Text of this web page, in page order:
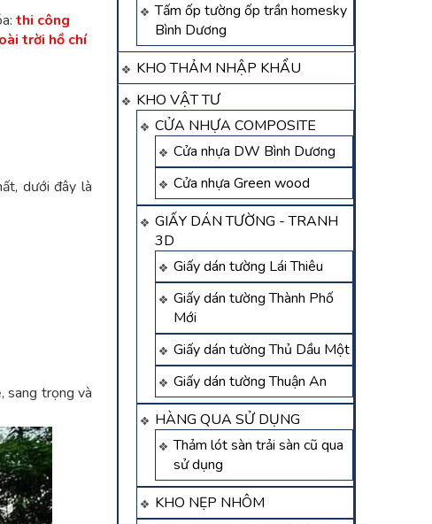
Tấm ốp tường ốp trần homesky
Bình Dương
KHO THẢM NHẬP KHẨU
KHO VẬT TƯ
CỬA NHỰA COMPOSITE
Cửa nhựa DW Bình Dương
Cửa nhựa Green wood
GIẤY DÁN TƯỜNG - TRANH
3D
Giấy dán tường Lái Thiêu
Giấy dán tường Thành Phố
Mới
Giấy dán tường Thủ Dầu Một
Giấy dán tường Thuận An
HÀNG QUA SỬ DỤNG
Thảm lót sàn trải sàn cũ qua
sử dụng
KHO NẸP NHÔM
thi công
trời hồ chí
dưới đây là
sang trọng và